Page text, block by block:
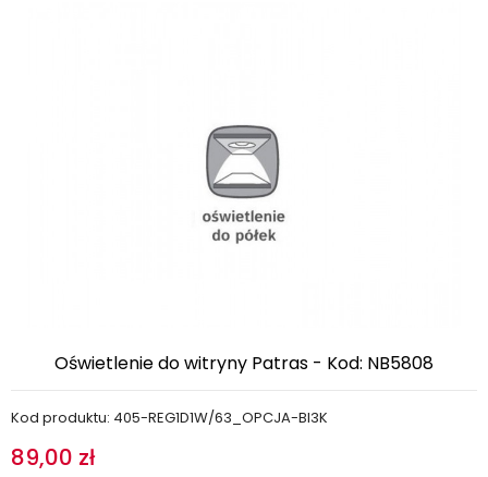
Oświetlenie do witryny Patras - Kod: NB5808
Kod produktu: 405-REG1D1W/63_OPCJA-BI3K
89,00 zł